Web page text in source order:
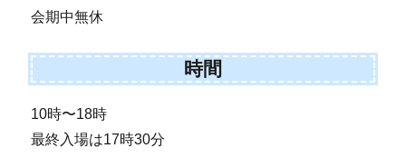
会期中無休
時間
10時〜18時
最終入場は17時30分